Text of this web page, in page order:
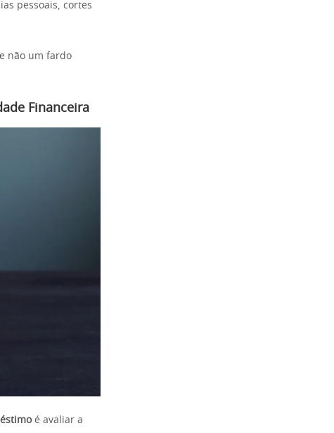
pessoais, cortes
não um fardo
Financeira
é avaliar a